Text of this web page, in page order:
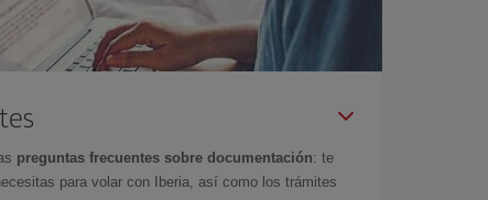
preguntas frecuentes sobre documentación: te
para volar con Iberia, así como los trámites